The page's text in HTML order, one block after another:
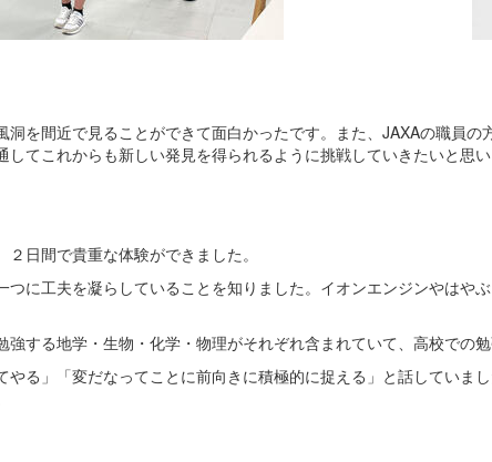
洞を間近で見ることができて面白かったです。また、JAXAの職員
てこれからも新しい発見を得られるように挑戦していきたいと思い
日間で貴重な体験ができました。
つに工夫を凝らしていることを知りました。イオンエンジンやはや
する地学・生物・化学・物理がそれぞれ含まれていて、高校での
やる」「変だなってことに前向きに積極的に捉える」と話していま